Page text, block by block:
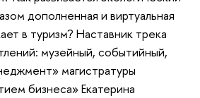
дополненная и виртуальная
в туризм? Наставник трека
музейный, событийный,
магистратуры
бизнеса» Екатерина